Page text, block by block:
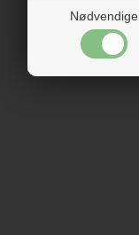
Nødvendige